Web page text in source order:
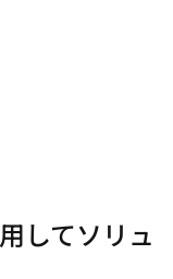
してソリュ